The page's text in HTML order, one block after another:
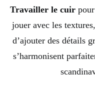
Travailler le cuir
jouer avec les
d’ajouter des détails
s’harmonisent